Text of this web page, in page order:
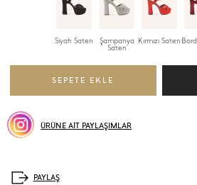
Siyah Saten Şampanya
Saten
Kırmızı Saten
ÜRÜNE AİT PAYLAŞIMLAR